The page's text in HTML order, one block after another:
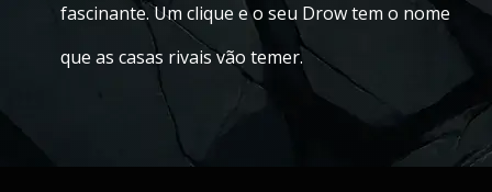
fascinante. Um clique e o seu Drow tem o nome
que as casas rivais vão temer.